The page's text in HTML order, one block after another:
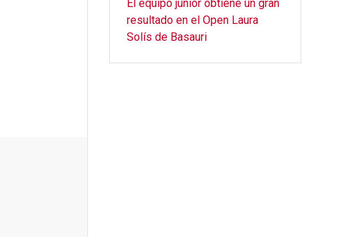
El equipo junior obtiene un gran
resultado en el Open Laura
Solís de Basauri